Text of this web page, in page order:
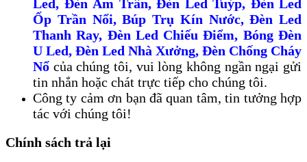
Led, Đèn Âm Trần, Đèn Led Tuýp, Đèn Led
Ốp Trần Nổi, Búp Trụ Kín Nước, Đèn Led
Thanh Ray, Đèn Led Chiếu Điểm, Bóng Đèn
U Led, Đèn Led Nhà Xưởng, Đèn Chống Cháy
Nổ của chúng tôi, vui lòng không ngần ngại gửi
tin nhắn hoặc chát trực tiếp cho chúng tôi.
Công ty cảm ơn bạn đã quan tâm, tin tưởng hợp
tác với chúng tôi!
Chính sách trả lại